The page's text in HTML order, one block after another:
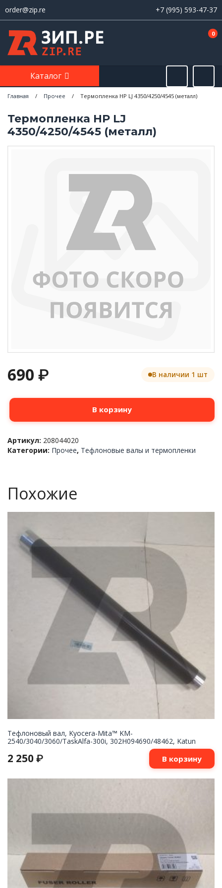
order@zip.re +7 (995) 593-47-37
0
Каталог
Главная / Прочее / Термопленка HP LJ 4350/4250/4545 (металл)
Термопленка HP LJ
4350/4250/4545 (металл)
690 ₽ В наличии 1 шт
Количество
Термопленка
LJ
4350/4250/4545
В корзину
Артикул: 208044020
Категории: Прочее, Тефлоновые валы и термопленки
Похожие
Тефлоновый вал, Kyocera-Mita™ KM-
2540/3040/3060/TaskAlfa-300i, 302H094690/48462, Katun
2 250 ₽ В корзину